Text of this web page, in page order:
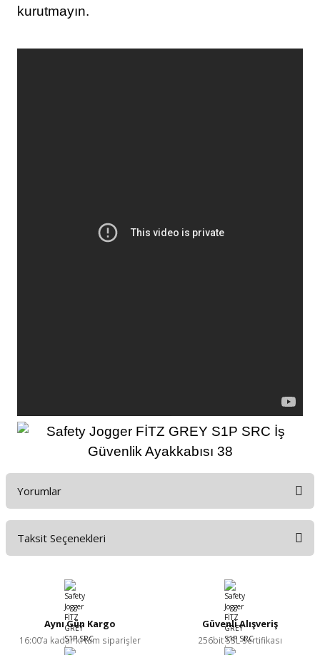
kurutmayın.
Yorumlar
Taksit Seçenekleri
Aynı Gün Kargo
16:00’a kadar ki tüm siparişler
Güvenli Alışveriş
256bit SSL Sertifikası